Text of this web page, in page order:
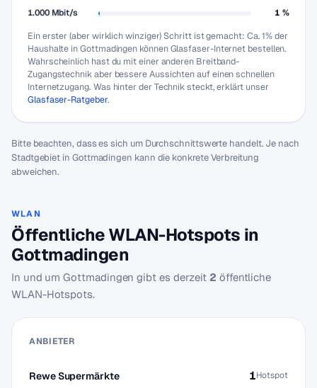
1.000 Mbit/s 1 %
Ein erster (aber wirklich winziger) Schritt ist gemacht: Ca. 1% der
Haushalte in Gottmadingen können Glasfaser-Internet bestellen.
Wahrscheinlich hast du mit einer anderen Breitband-
Zugangstechnik aber bessere Aussichten auf einen schnellen
Internetzugang. Was hinter der Technik steckt, erklärt unser
Glasfaser-Ratgeber.
Bitte beachten, dass es sich um Durchschnittswerte handelt. Je nach
Stadtgebiet in Gottmadingen kann die konkrete Verbreitung
abweichen.
WLAN
Öffentliche WLAN-Hotspots in
Gottmadingen
In und um Gottmadingen gibt es derzeit 2 öffentliche
WLAN-Hotspots.
ANBIETER
Rewe Supermärkte 1Hotspot